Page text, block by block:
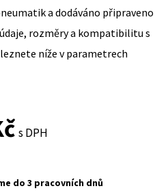
a dodáváno připraveno
rozměry a kompatibilitu s
níže v parametrech
Current
is:
s DPH
do 3 pracovních dnů